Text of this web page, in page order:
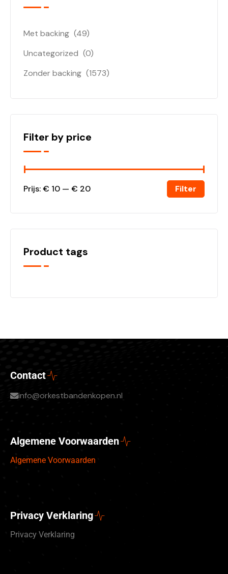
Met backing (49)
Uncategorized (0)
Zonder backing (1573)
Filter by price
Filter
Prijs:€ 10 — € 20
Product tags
Contact
info@orkestbandenkopen.nl
Algemene Voorwaarden
Algemene Voorwaarden
Privacy Verklaring
Privacy Verklaring